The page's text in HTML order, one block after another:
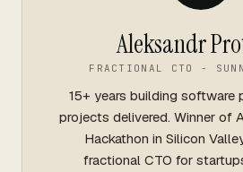
Aleksandr
FRACTIONAL CTO -
15+ years building software
projects delivered. Winner of
Hackathon in Silicon
fractional CTO for